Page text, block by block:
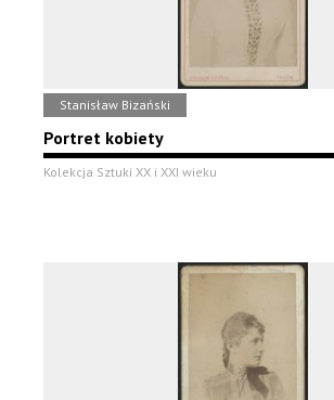
Stanisław Bizański
Portret kobiety
Kolekcja Sztuki XX i XXI wieku